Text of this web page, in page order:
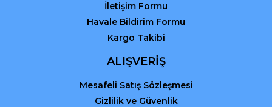
Gönder
İletişim Formu
Havale Bildirim Formu
Kargo Takibi
ALIŞVERİŞ
Mesafeli Satış Sözleşmesi
Gizlilik ve Güvenlik